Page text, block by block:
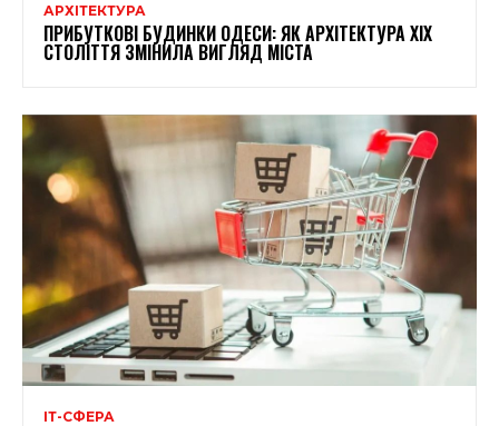
АРХІТЕКТУРА
ПРИБУТКОВІ БУДИНКИ ОДЕСИ: ЯК АРХІТЕКТУРА XIX
СТОЛІТТЯ ЗМІНИЛА ВИГЛЯД МІСТА
ІТ-СФЕРА